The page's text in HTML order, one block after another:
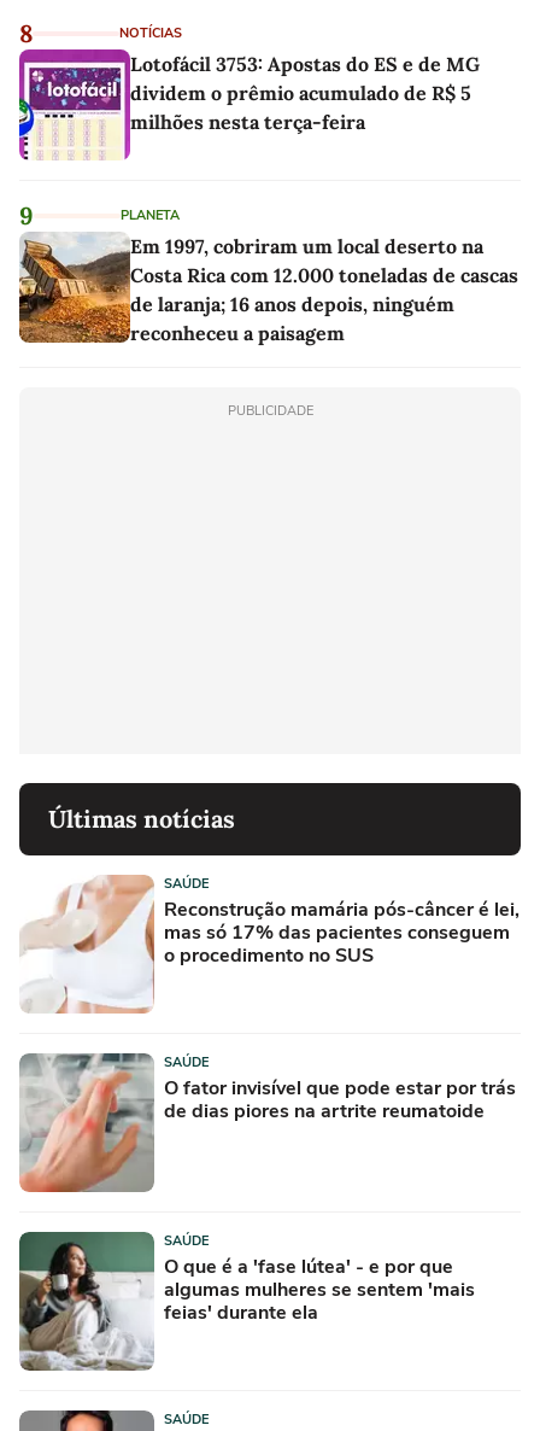
8 NOTÍCIAS
Lotofácil 3753: Apostas do ES e de MG
dividem o prêmio acumulado de R$ 5
milhões nesta terça-feira
9 PLANETA
Em 1997, cobriram um local deserto na
Costa Rica com 12.000 toneladas de cascas
de laranja; 16 anos depois, ninguém
reconheceu a paisagem
PUBLICIDADE
Últimas notícias
SAÚDE
Reconstrução mamária pós-câncer é lei,
mas só 17% das pacientes conseguem
o procedimento no SUS
SAÚDE
O fator invisível que pode estar por trás
de dias piores na artrite reumatoide
SAÚDE
O que é a 'fase lútea' - e por que
algumas mulheres se sentem 'mais
feias' durante ela
SAÚDE